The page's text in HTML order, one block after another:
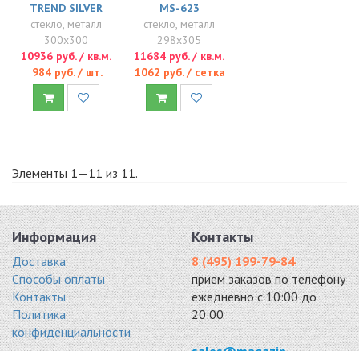
TREND SILVER
стекло, металл
300x300
10936 руб. / кв.м.
984 руб. / шт.
MS-623
стекло, металл
298x305
11684 руб. / кв.м.
1062 руб. / сетка
Элементы 1—11 из 11.
Информация
Доставка
Способы оплаты
Контакты
Политика
конфиденциальности
Контакты
8 (495) 199-79-84
прием заказов по телефону
ежедневно с 10:00 до
20:00